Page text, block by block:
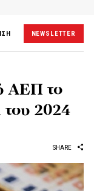
NEWSLETTER
ΑΕΠ το
του 2024
SHARE